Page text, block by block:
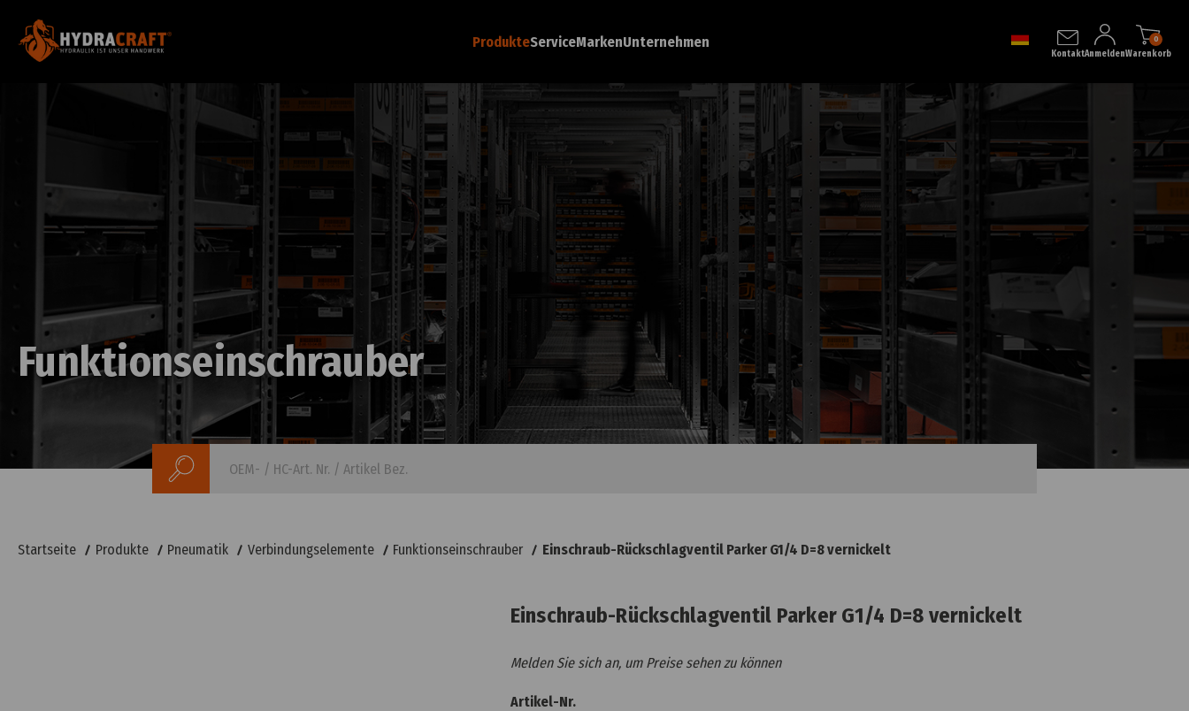
ProdukteServiceMarkenUnternehmen
KontaktAnmelden
0
Warenkorb
Funktionseinschrauber
Startseite Produkte Pneumatik Verbindungselemente Funktionseinschrauber Einschraub-Rückschlagventil Parker G1/4 D=8 vernickelt
Einschraub-Rückschlagventil Parker G1/4 D=8 vernickelt
Melden Sie sich an, um Preise sehen zu können
Artikel-Nr.